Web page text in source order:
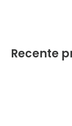
Recente